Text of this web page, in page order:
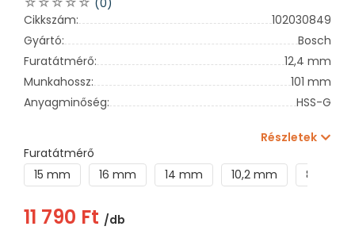
Cikkszám:
102030849
Gyártó:
Bosch
Furatátmérő:
12,4 mm
Munkahossz:
101 mm
Anyagminőség:
HSS-G
Részletek
Furatátmérő
15 mm
16 mm 14 mm 10,2 mm 8,2 mm
11 790 Ft /db